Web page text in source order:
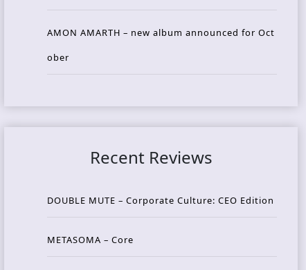
AMON AMARTH – new album announced for Oct
ober
Recent Reviews
DOUBLE MUTE – Corporate Culture: CEO Edition
METASOMA – Core